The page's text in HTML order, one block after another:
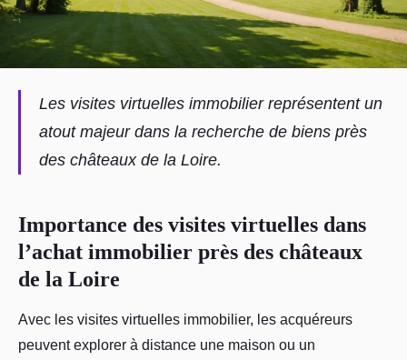
Les visites virtuelles immobilier représentent un
atout majeur dans la recherche de biens près
des châteaux de la Loire.
Importance des visites virtuelles dans
l’achat immobilier près des châteaux
de la Loire
Avec les visites virtuelles immobilier, les acquéreurs
peuvent explorer à distance une maison ou un